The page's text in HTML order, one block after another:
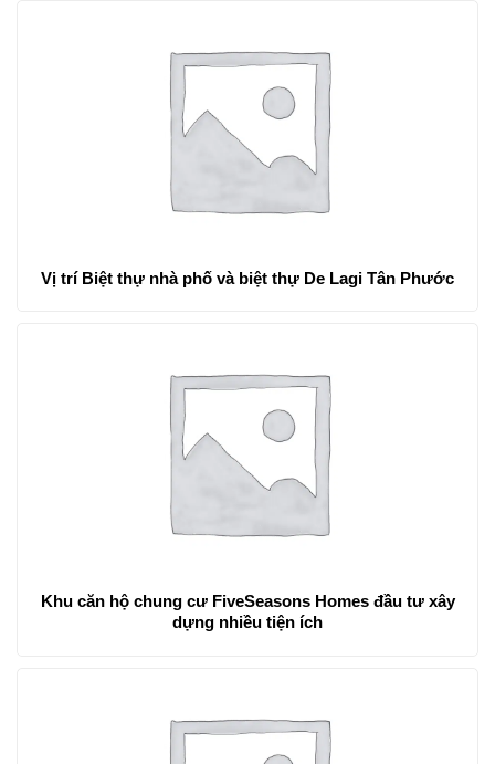
Vị trí Biệt thự nhà phố và biệt thự De Lagi Tân Phước
Khu căn hộ chung cư FiveSeasons Homes đầu tư xây
dựng nhiều tiện ích